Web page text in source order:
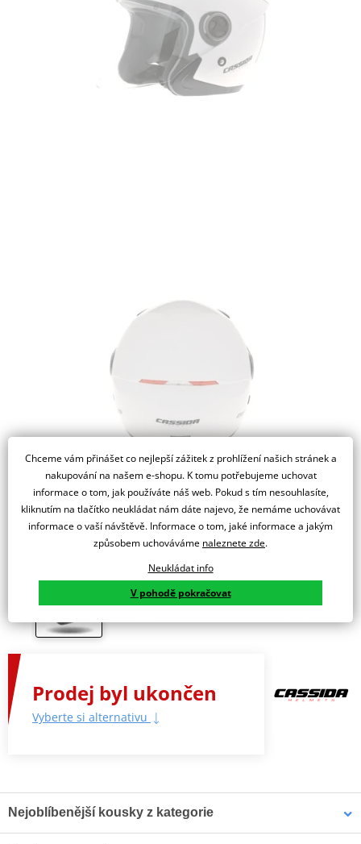
Prodej byl ukončen
Vyberte si alternativu
Nejoblíbenější kousky z kategorie
Chceme vám přinášet co nejlepší zážitek z prohlížení našich stránek a
nakupování na našem e-shopu. K tomu potřebujeme uchovat
informace o tom, jak používáte náš web. Pokud s tím nesouhlasíte,
kliknutím na tlačítko neukládat nám dáte najevo, že nemáme uchovávat
informace o vaší návštěvě. Informace o tom, jaké informace a jakým
způsobem uchováváme naleznete zde.
Neukládat info
V pohodě pokračovat